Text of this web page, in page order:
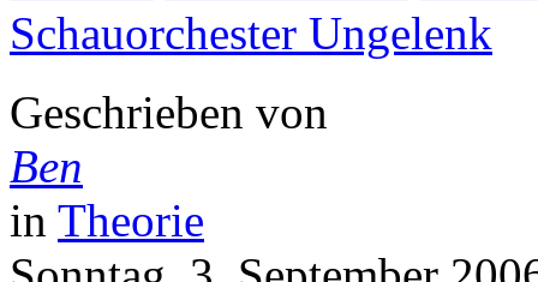
Schauorchester Ungelenk
Geschrieben von
Ben
in Theorie